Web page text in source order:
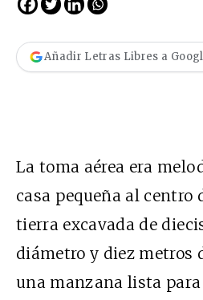
Añadir Letras Libres a
La toma aérea era
casa pequeña al centro
tierra excavada de
diámetro y diez metros
una manzana lista